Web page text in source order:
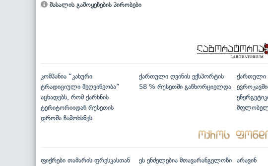
მასალის გამოყენების პირობები
კომპანია “კახური
ტრადიციული მეღვინეობა”
აცხადებს, რომ ქარხნის
ტერიტორიიდან რუსეთის
დროშა ჩამოხსნეს
ქართული ღვინის ექსპორტის
58 % რუსეთში განხორციელდა
ქართული
ფიქრები თამარის ფრესკასთან ეს ენძელებია მთავარანგელოზი არავინ